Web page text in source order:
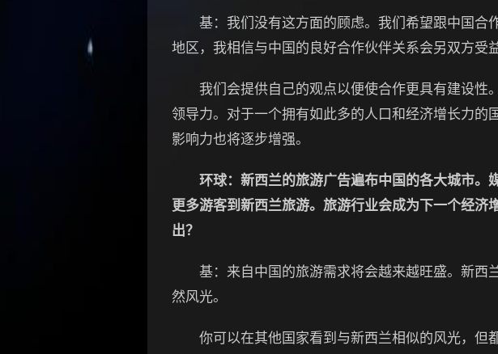
基：我们没有这方面的顾虑。我们希望跟中国合
地区，我相信与中国的良好合作伙伴关系会另双方受益
我们会提供自己的观点以便使合作更具有建设性
领导力。对于一个拥有如此多的人口和经济增长力
影响力也将逐步增强。
环球：新西兰的旅游广告遍布中国的各大城市。
更多游客到新西兰旅游。旅游行业会成为下一个经
出？
基：来自中国的旅游需求将会越来越旺盛。新西
然风光。
你可以在其他国家看到与新西兰相似的风光，但